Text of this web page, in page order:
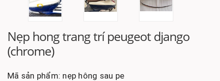
Nẹp hong trang trí peugeot django
(chrome)
Mã sản phẩm: nẹp hông sau pe